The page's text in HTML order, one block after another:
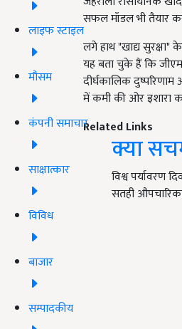
लाइफ स्टाइल
मौसम
कंपनी समाचार
साक्षात्कार
विविध
बाजार
सम्पादकीय
सफल मॉडल भी तैयार
लगे हाथ "खाद्य सुरक्षा"
यह बता चुके हैं कि जीएम
दीर्घकालिक दुष्परिणाम
में कमी की ओर इशारा
Related Links
क्या
विश्व पर्यावरण
सतही